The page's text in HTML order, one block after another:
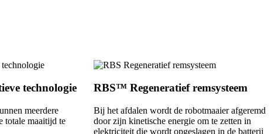
technologie
meerdere
totale maaitijd te
RBS™ Regeneratief remsysteem
Bij het afdalen wordt de robotmaaier afgeremd
door zijn kinetische energie om te zetten in
elektriciteit die wordt opgeslagen in de batterij